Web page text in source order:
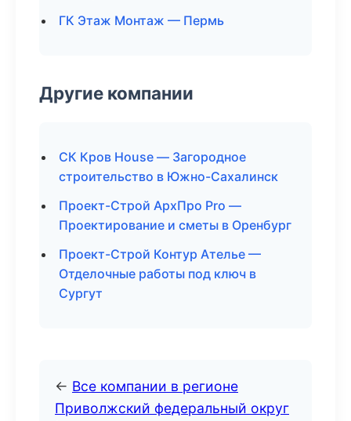
ГК Этаж Монтаж — Пермь
Другие компании
СК Кров House — Загородное
строительство в Южно-Сахалинск
Проект-Строй АрхПро Pro —
Проектирование и сметы в Оренбург
Проект-Строй Контур Ателье —
Отделочные работы под ключ в
Сургут
← Все компании в регионе
Приволжский федеральный округ